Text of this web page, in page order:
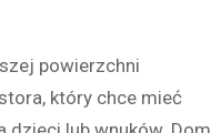
powierzchni
który chce mieć